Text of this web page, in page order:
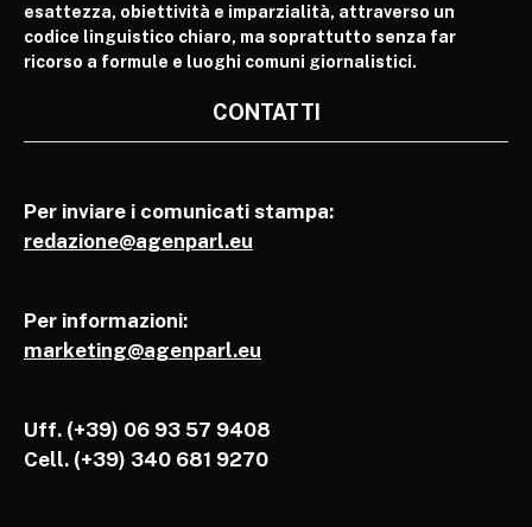
esattezza, obiettività e imparzialità, attraverso un
codice linguistico chiaro, ma soprattutto senza far
ricorso a formule e luoghi comuni giornalistici.
CONTATTI
Per inviare i comunicati stampa:
redazione@agenparl.eu
Per informazioni:
marketing@agenparl.eu
Uff. (+39) 06 93 57 9408
Cell. (+39) 340 681 9270